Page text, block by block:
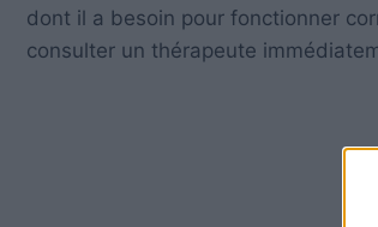
dont il a besoin pour fonctionner
consulter un thérapeute